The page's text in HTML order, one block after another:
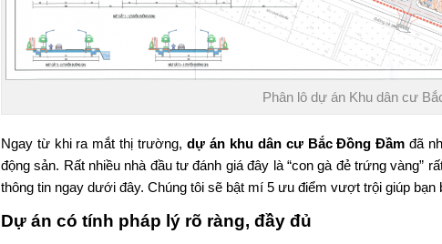
Phân lô dự án Khu dân cư
Ngay từ khi ra mắt thị trường,dự án khu dân cưBắc Đồng Đầm đã
động sản. Rất nhiều nhà đầu tư đánh giá đây là “con gà đẻ trứng vàng”
thông tin ngay dưới đây. Chúng tôi sẽ bật mí 5 ưu điểm vượt trội giúp
Dự án có tính pháp lý rõ ràng, đầy đủ